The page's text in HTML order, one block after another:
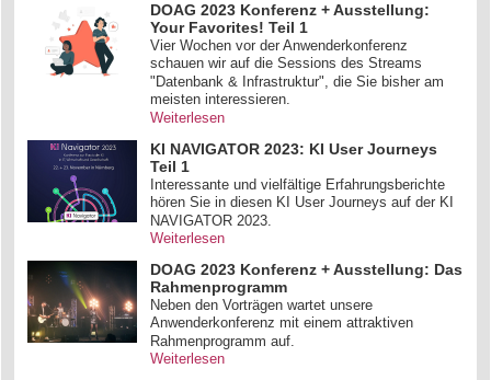
DOAG 2023 Konferenz + Ausstellung:
Your Favorites! Teil 1
Vier Wochen vor der Anwenderkonferenz
schauen wir auf die Sessions des Streams
"Datenbank & Infrastruktur", die Sie bisher am
meisten interessieren.
Weiterlesen
KI NAVIGATOR 2023: KI User Journeys
Teil 1
Interessante und vielfältige Erfahrungsberichte
hören Sie in diesen KI User Journeys auf der KI
NAVIGATOR 2023.
Weiterlesen
DOAG 2023 Konferenz + Ausstellung: Das
Rahmenprogramm
Neben den Vorträgen wartet unsere
Anwenderkonferenz mit einem attraktiven
Rahmenprogramm auf.
Weiterlesen